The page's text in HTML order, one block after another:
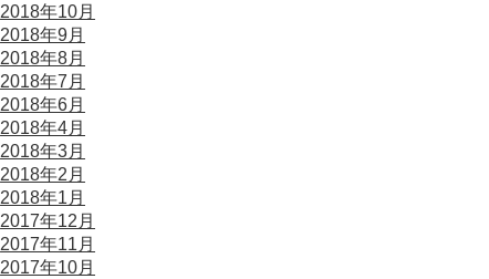
2018年10月
2018年9月
2018年8月
2018年7月
2018年6月
2018年4月
2018年3月
2018年2月
2018年1月
2017年12月
2017年11月
2017年10月